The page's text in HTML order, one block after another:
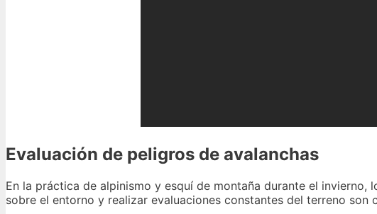
Evaluación de peligros de avalanchas
En la práctica de alpinismo y esquí de montaña durante el
sobre el entorno y realizar evaluaciones constantes del terreno son